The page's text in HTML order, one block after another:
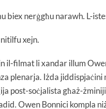
biex nerġgħu narawh. L-
nitilfu xejn.
il-filmat li xandar illum
plenarja. Iżda
post-soċjalista għaż-
Owen Bonnici kompla